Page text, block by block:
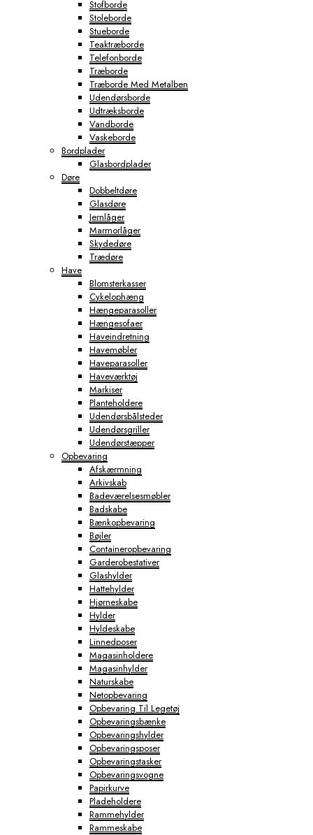
Stofborde
Stoleborde
Stueborde
Teaktræborde
Telefonborde
Træborde
Træborde Med Metalben
Udendørsborde
Udtræksborde
Vandborde
Vaskeborde
Bordplader
Glasbordplader
Døre
Dobbeltdøre
Glasdøre
Jernlåger
Marmorlåger
Skydedøre
Trædøre
Have
Blomsterkasser
Cykelophæng
Hængeparasoller
Hængesofaer
Haveindretning
Havemøbler
Haveparasoller
Haveværktøj
Markiser
Planteholdere
Udendørsbålsteder
Udendørsgriller
Udendørstæpper
Opbevaring
Afskærmning
Arkivskab
Badeværelsesmøbler
Badskabe
Bænkopbevaring
Bøjler
Containeropbevaring
Garderobestativer
Glashylder
Hattehylder
Hjørneskabe
Hylder
Hyldeskabe
Linnedposer
Magasinholdere
Magasinhylder
Naturskabe
Netopbevaring
Opbevaring Til Legetøj
Opbevaringsbænke
Opbevaringshylder
Opbevaringsposer
Opbevaringstasker
Opbevaringsvogne
Papirkurve
Pladeholdere
Rammehylder
Rammeskabe